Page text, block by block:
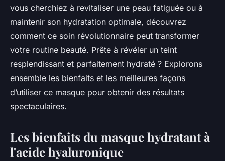
Antonin•23 août 2024•4 min de lecture
vous cherchiez à revitaliser une peau fatiguée ou à
maintenir son hydratation optimale, découvrez
comment ce soin révolutionnaire peut transformer
votre routine beauté. Prête à révéler un teint
resplendissant et parfaitement hydraté ? Explorons
ensemble les bienfaits et les meilleures façons
d’utiliser ce masque pour obtenir des résultats
spectaculaires.
Les bienfaits du masque hydratant à
l'acide hyaluronique